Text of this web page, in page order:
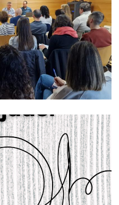
Plans Integrals
Sistemes De
(PIGSS)
S’obrirà El Termini
Els Ajuts De
Per Al Curs 2025-